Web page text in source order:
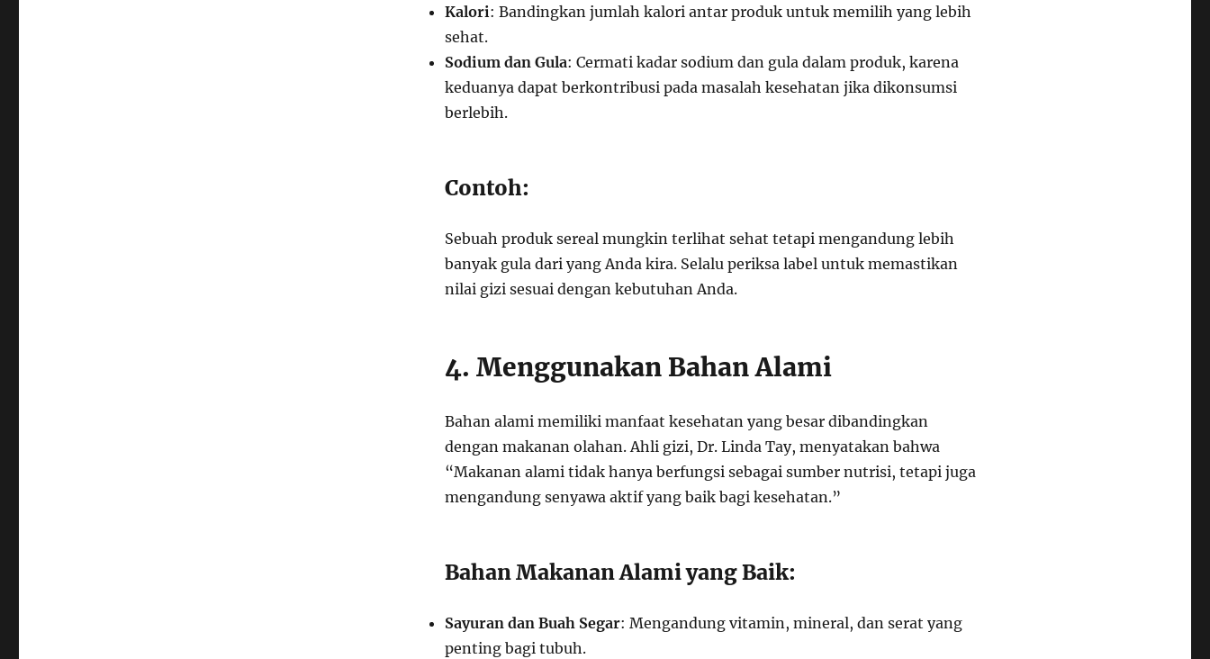
Kalori: Bandingkan jumlah kalori antar produk untuk memilih yang lebih
sehat.
Sodium dan Gula: Cermati kadar sodium dan gula dalam produk, karena
keduanya dapat berkontribusi pada masalah kesehatan jika dikonsumsi
berlebih.
Contoh:
Sebuah produk sereal mungkin terlihat sehat tetapi mengandung lebih
banyak gula dari yang Anda kira. Selalu periksa label untuk memastikan
nilai gizi sesuai dengan kebutuhan Anda.
4. Menggunakan Bahan Alami
Bahan alami memiliki manfaat kesehatan yang besar dibandingkan
dengan makanan olahan. Ahli gizi, Dr. Linda Tay, menyatakan bahwa
“Makanan alami tidak hanya berfungsi sebagai sumber nutrisi, tetapi juga
mengandung senyawa aktif yang baik bagi kesehatan.”
Bahan Makanan Alami yang Baik:
Sayuran dan Buah Segar: Mengandung vitamin, mineral, dan serat yang
penting bagi tubuh.